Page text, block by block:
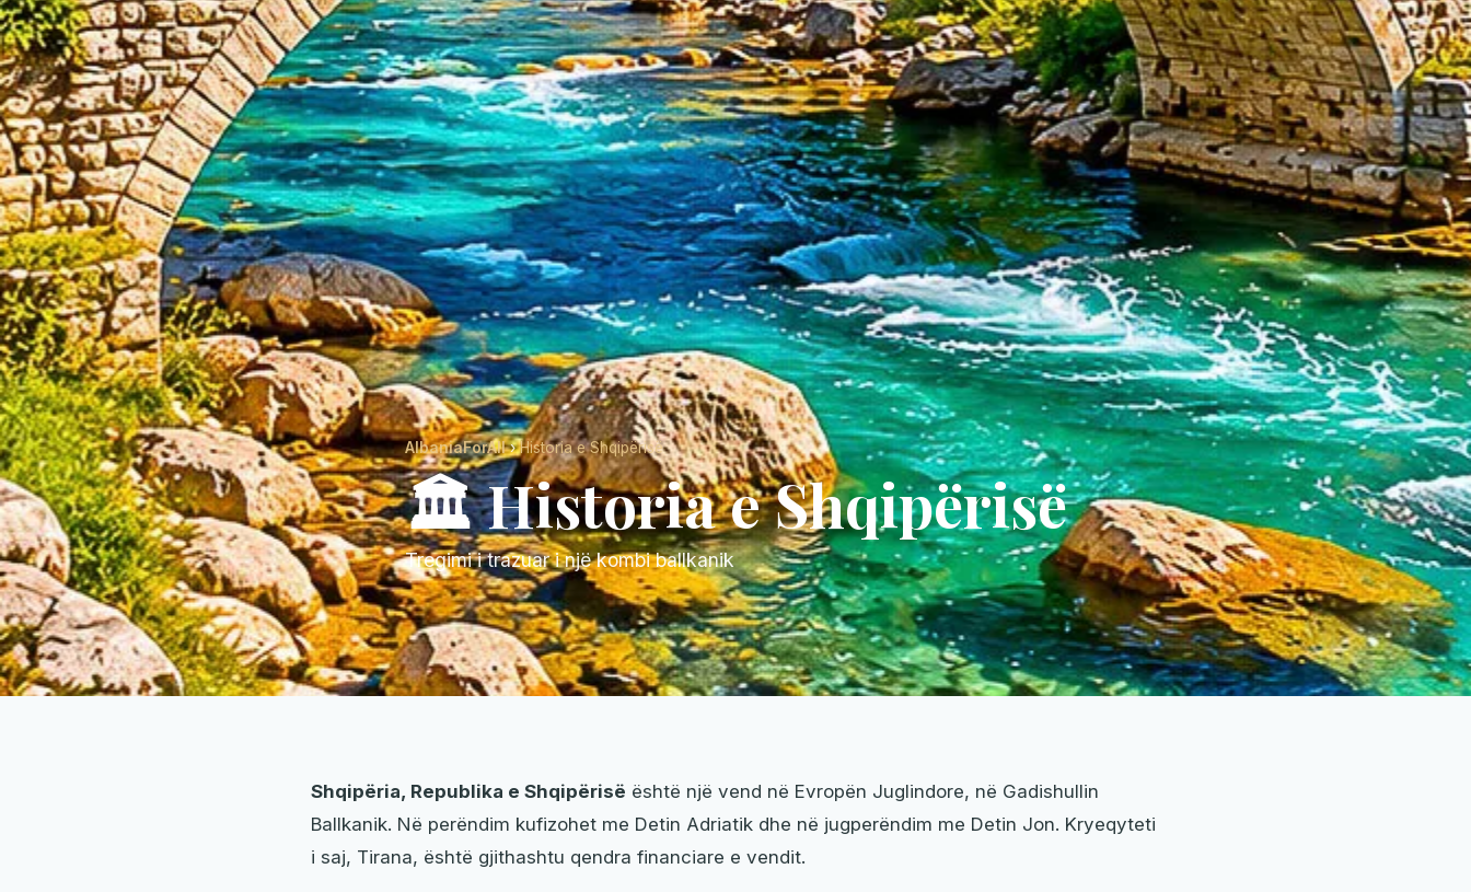
AlbaniaForAll›Historia e Shqipërisë
🏛️ Historia e Shqipërisë
Tregimi i trazuar i një kombi ballkanik
Shqipëria, Republika e Shqipërisë është një vend në Evropën Juglindore, në Gadishullin
Ballkanik. Në perëndim kufizohet me Detin Adriatik dhe në jugperëndim me Detin Jon. Kryeqyteti
i saj, Tirana, është gjithashtu qendra financiare e vendit.